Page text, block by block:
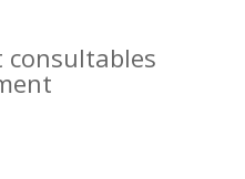
consultables